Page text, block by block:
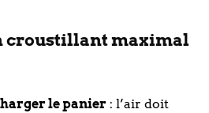
croustillant maximal
le panier : l’air doit